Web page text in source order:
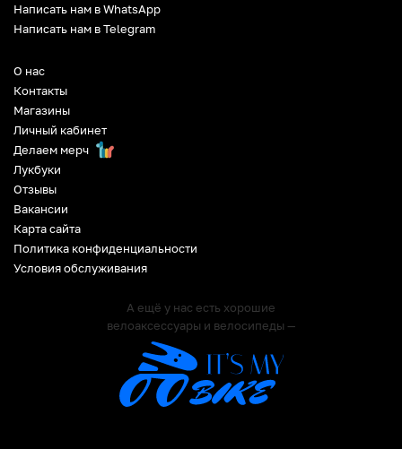
О нас
Контакты
Магазины
Личный кабинет
Делаем мерч
Лукбуки
Отзывы
Вакансии
Карта сайта
Политика конфиденциальности
Условия обслуживания
А ещё у нас есть хорошие
велоаксессуары и велосипеды —
Написать нам в WhatsApp
Написать нам в Telegram